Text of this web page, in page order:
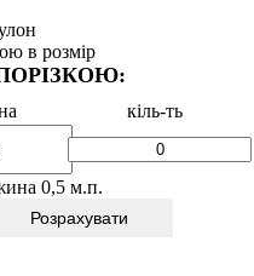
в розмір
кіль-ть
0,5 м.п.
Розрахувати